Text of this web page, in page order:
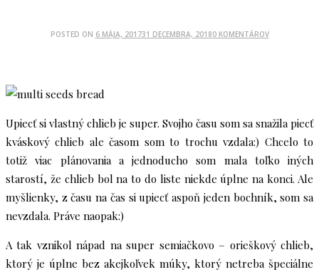
POSTED ON 6 MÁJA, 201731 DECEMBRA, 20180 KOMENTÁROV
Upiecť si vlastný chlieb je super. Svojho času som sa snažila piecť
kváskový chlieb ale časom som to trochu vzdala:) Chcelo to
totiž viac plánovania a jednoducho som mala toľko iných
starostí, že chlieb bol na to do liste niekde úplne na konci. Ale
myšlienky, z času na čas si upiecť aspoň jeden bochník, som sa
nevzdala. Práve naopak:)
A tak vznikol nápad na super semiačkovo – orieškový chlieb,
ktorý je úplne bez akejkoľvek múky, ktorý netreba špeciálne